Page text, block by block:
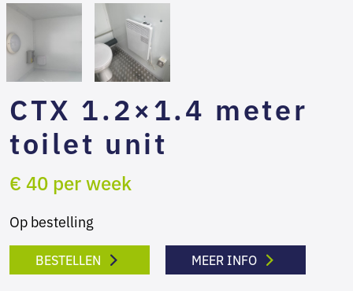
CTX 1.2×1.4 meter
toilet unit
€ 40 per week
Op bestelling
BESTELLEN MEER INFO